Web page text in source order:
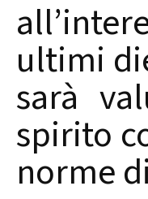
ultimi
sarà
spirito
norme